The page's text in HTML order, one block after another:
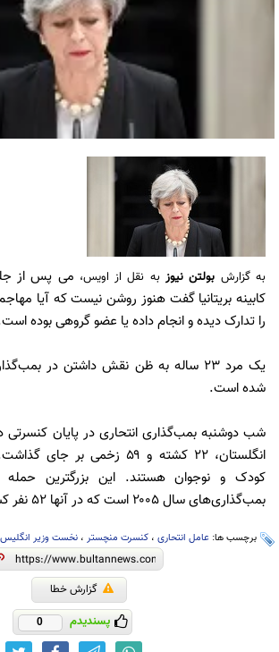
به گزارش بولتن نیوزبه نقل از اویس، می پس از
کابینه بریتانیا گفت هنوز روشن نیست که آیا
را تدارک دیده و انجام داده یا عضو گروهی بوده
یک مرد ۲۳ ساله به ظن نقش داشتن در
شده است.
شب دوشنبه بمب‌گذاری انتحاری در پایان
انگلستان، ۲۲ کشته و ۵۹ زخمی بر
کودک و نوجوان هستند. این بزرگترین
بمب‌گذاری‌های سال ۲۰۰۵ است که در آنها ۵۲ نفر کشته شدند.
برچسب ها: عامل انتحاری ، کنسرت منچستر ، نخست وزیر انگلیس
گزارش خطا
پسندیدم 0